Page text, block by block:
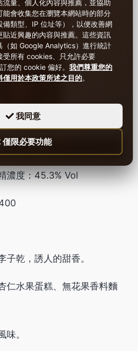
濃度：45.3% Vol
子乾，誘人的甜香。
仁水果蛋糕、無花果香料麵
味。
流量、個人化內容與推薦，並協助
能會收集您在瀏覽本網站時的部分
備類型、IP 位址等），以便改善網
貼近興趣的內容與推薦。這些資訊
（如 Google Analytics）進行統計
受所有 cookies、只允許必要
您的 cookie 偏好。 我們尊重您的
僅用於本政策所述之目的。
我同意
僅限必要功能